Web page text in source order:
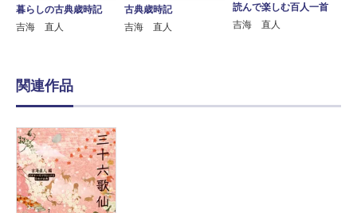
暮らしの古典歳時記
吉海 直人
古典歳時記
吉海 直人
読んで楽しむ百人一首
吉海 直人
関連作品